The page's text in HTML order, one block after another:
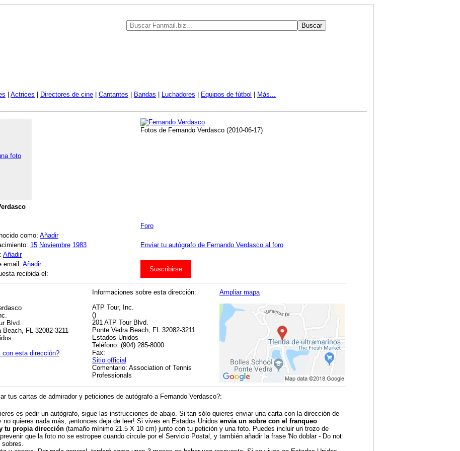
Actrices Directores de cine Cantantes Bandas Luchadores Equipos de fútbol Más...
foto
Fotos de Fernando Verdasco (2010-06-17)
Foro
como: Añadir
15 Noviembre 1983
Enviar tu autógrafo de Fernando Verdasco al foro
Añadir
email: Añadir
Suscribirse
recibida el:
Blvd.
Beach, FL 32082-3211
con esta dirección?
Informaciones sobre esta dirección:
ATP Tour, Inc.
()
201 ATP Tour Blvd.
Ponte Vedra Beach, FL 32082-3211
Estados Unidos
Teléfono: (904) 285-8000
Fax:
Sitio official
Comentario: Association of Tennis
Professionals
Ampliar mapa
tus cartas de admirador y peticiones de autógrafo a Fernando Verdasco?:
es pedir un autógrafo, sigue las instrucciones de abajo. Si tan sólo quieres enviar una carta con la dirección de
no quieres nada más, ¡entonces deja de leer! Si vives en Estados Unidos envía un sobre con el franqueo
tu propia dirección (tamaño mínimo 21.5 X 10 cm) junto con tu petición y una foto. Puedes incluir un trozo de
que la foto no se estropee cuando circule por el Servicio Postal, y también añadir la frase 'No doblar - Do not